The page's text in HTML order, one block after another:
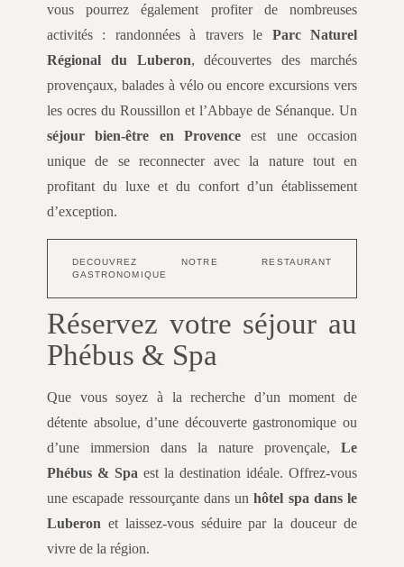
vous pourrez également profiter de nombreuses
activités : randonnées à travers le Parc Naturel
Régional du Luberon, découvertes des marchés
provençaux, balades à vélo ou encore excursions vers
les ocres du Roussillon et l’Abbaye de Sénanque. Un
séjour bien-être en Provence est une occasion
unique de se reconnecter avec la nature tout en
profitant du luxe et du confort d’un établissement
d’exception.
DECOUVREZ NOTRE RESTAURANT
GASTRONOMIQUE
Réservez votre séjour au
Phébus & Spa
Que vous soyez à la recherche d’un moment de
détente absolue, d’une découverte gastronomique ou
d’une immersion dans la nature provençale, Le
Phébus & Spa est la destination idéale. Offrez-vous
une escapade ressourçante dans unhôtel spa dans le
Luberon et laissez-vous séduire par la douceur de
vivre de la région.